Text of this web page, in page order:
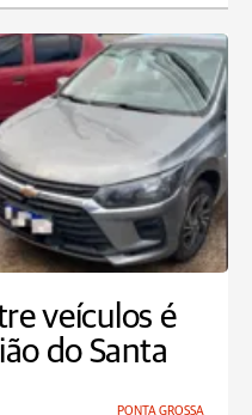
veículos é
do Santa
PONTA GROSSA